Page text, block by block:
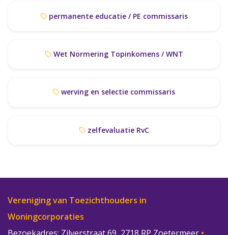
permanente educatie / PE commissaris
Wet Normering Topinkomens / WNT
werving en selectie commissaris
zelfevaluatie RvC
Vereniging van Toezichthouders in
Woningcorporaties